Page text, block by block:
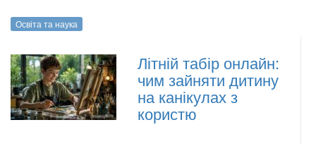
наука
Освіта та наука
Літній табір онлайн:
чим зайняти дитину
на канікулах з
користю